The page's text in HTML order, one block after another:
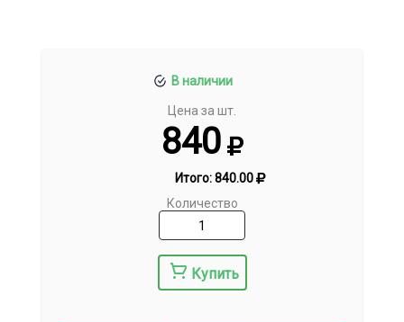
В наличии
Цена за шт.
840
Итого:840.00
Количество
Купить